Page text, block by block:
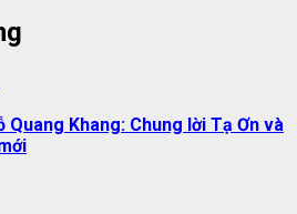
Quang Khang: Chung lời Tạ Ơn và